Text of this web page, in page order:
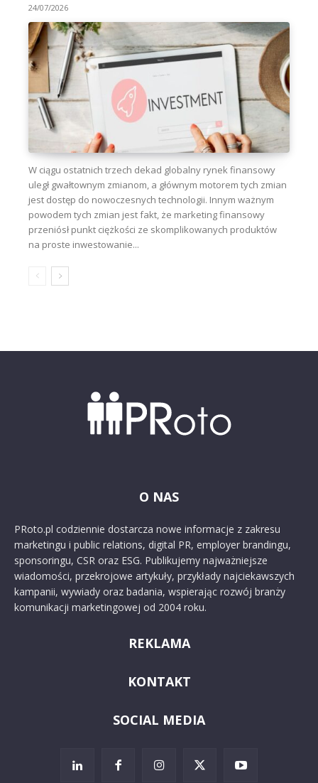
24/07/2026
W ciągu ostatnich trzech dekad globalny rynek finansowy
uległ gwałtownym zmianom, a głównym motorem tych zmian
jest dostęp do nowoczesnych technologii. Innym ważnym
powodem tych zmian jest fakt, że marketing finansowy
przeniósł punkt ciężkości ze skomplikowanych produktów
na proste inwestowanie...
O NAS
PRoto.pl codziennie dostarcza nowe informacje z zakresu
marketingu i public relations, digital PR, employer brandingu,
sponsoringu, CSR oraz ESG. Publikujemy najważniejsze
wiadomości, przekrojowe artykuły, przykłady najciekawszych
kampanii, wywiady oraz badania, wspierając rozwój branży
komunikacji marketingowej od 2004 roku.
REKLAMA
KONTAKT
SOCIAL MEDIA